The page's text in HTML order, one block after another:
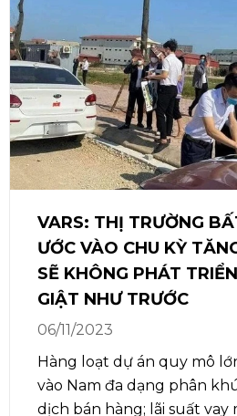
VARS: THỊ TRƯỜNG
ƯỚC VÀO CHU KỲ
SẼ KHÔNG PHÁT
GIẬT NHƯ TRƯỚC
06/11/2023
Hàng loạt dự án quy mô
vào Nam đa dạng phân
dịch bán hàng; lãi suất vay